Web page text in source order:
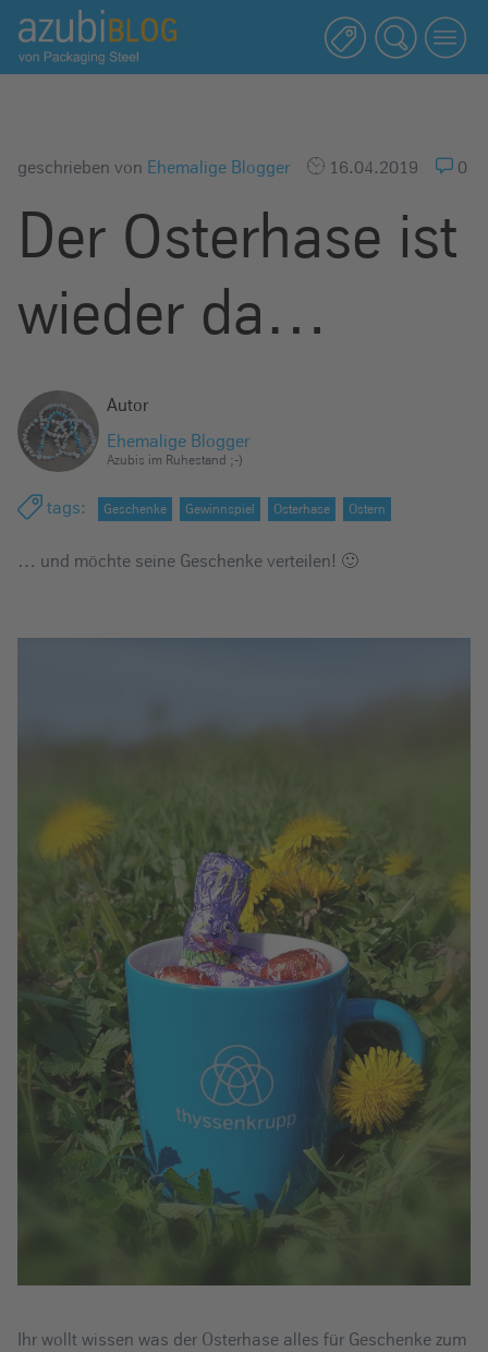
A
z
u
b
a
l
s
e
n
geschrieben von Ehemalige Blogger 16.04.2019 0
Der Osterhase ist
wieder da…
Autor
Ehemalige Blogger
Azubis im Ruhestand ;-)
tags: Geschenke Gewinnspiel Osterhase Ostern
… und möchte seine Geschenke verteilen! 🙂
Ihr wollt wissen was der Osterhase alles für Geschenke zum